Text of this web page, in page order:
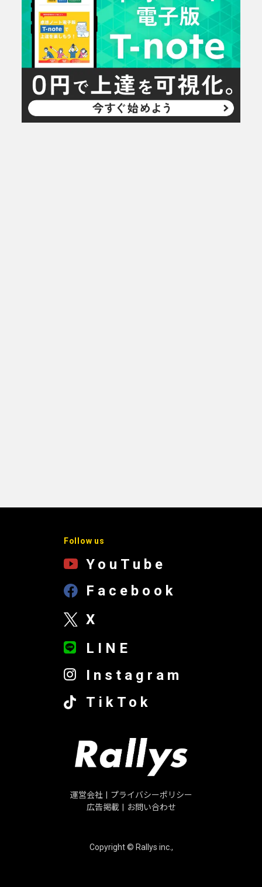
Follow us
YouTube
Facebook
X
LINE
Instagram
TikTok
運営会社
プライバシーポリシー
広告掲載
お問い合わせ
Copyright © Rallys inc.,